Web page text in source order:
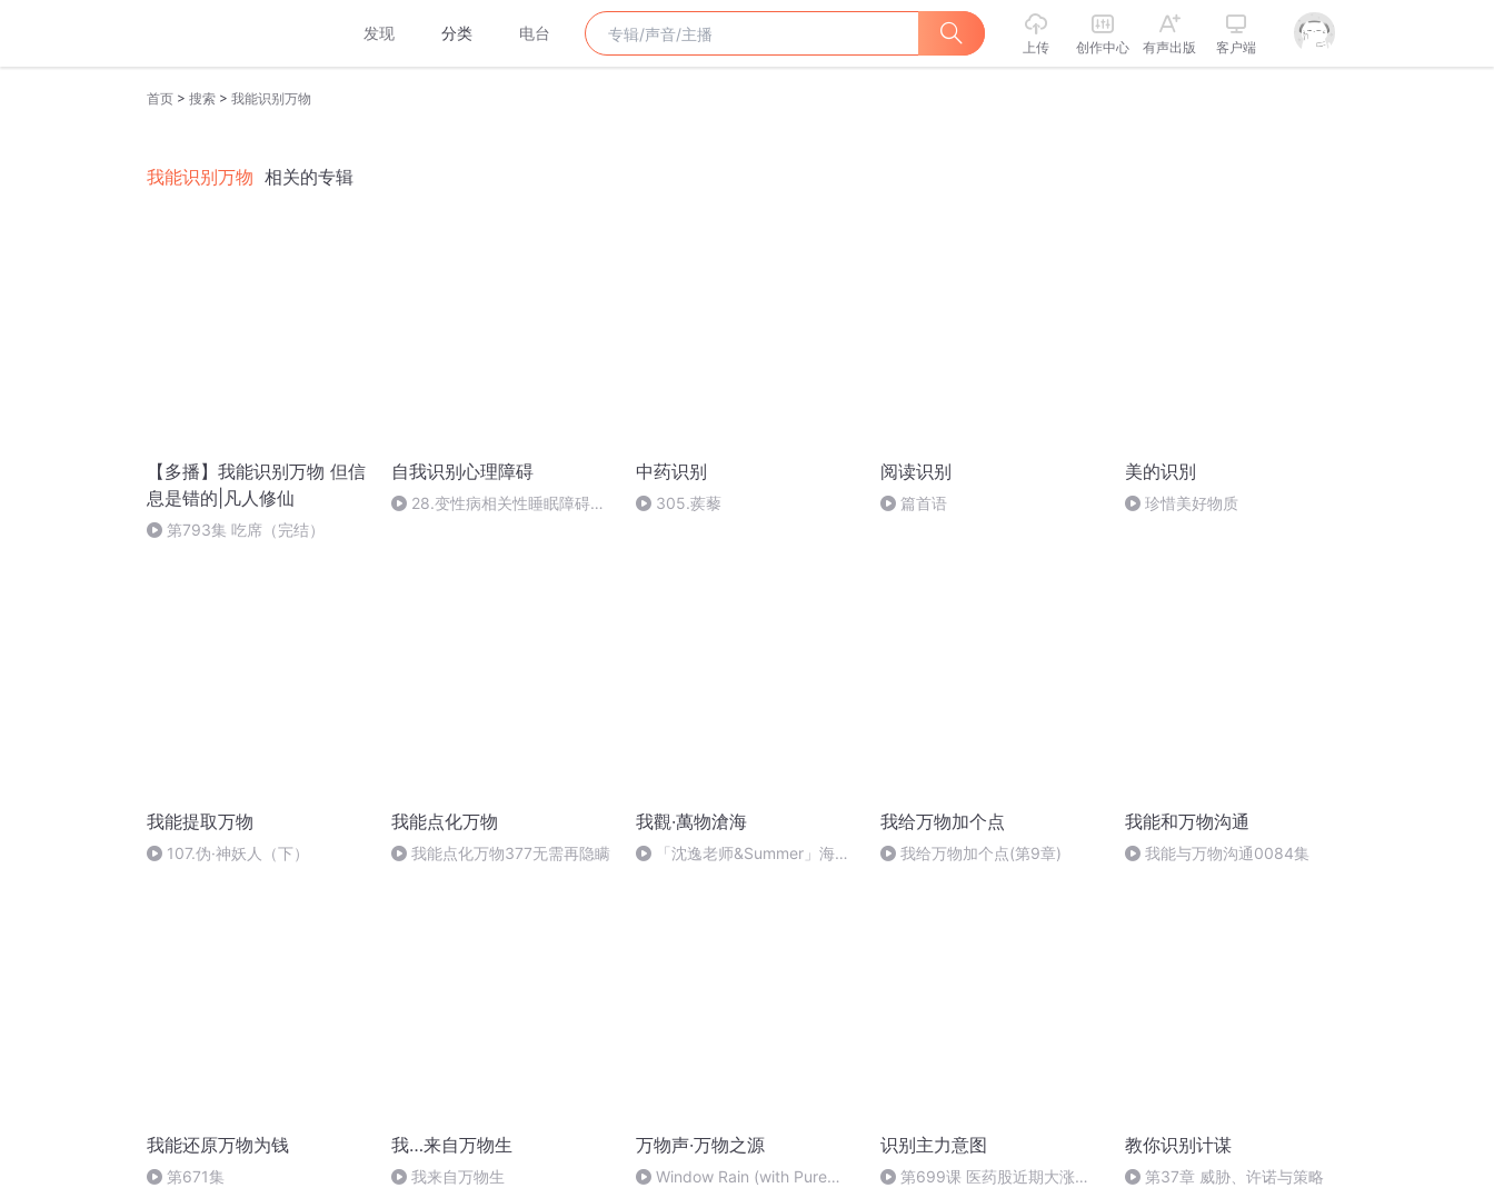
发现 分类 电台
上传 创作中心 有声出版 客户端
首页 > 搜索 > 我能识别万物
我能识别万物 相关的专辑
【多播】我能识别万物 但信
息是错的|凡人修仙
第793集 吃席（完结）
自我识别心理障碍
28.变性病相关性睡眠障碍如
中药识别
305.蒺藜
阅读识别
篇首语
美的识別
珍惜美好物质
我能提取万物
107.伪·神妖人（下）
我能点化万物
我能点化万物377无需再隐瞒
我觀·萬物滄海
「沈逸老师&Summer」海南
我给万物加个点
我给万物加个点(第9章)
我能和万物沟通
我能与万物沟通0084集
我能还原万物为钱
第671集
我…来自万物生
我来自万物生
万物声·万物之源
Window Rain (with Pure
识别主力意图
第699课 医药股近期大涨，
教你识别计谋
第37章 威胁、许诺与策略